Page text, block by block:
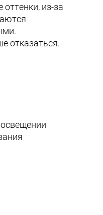
из-за
отказаться.